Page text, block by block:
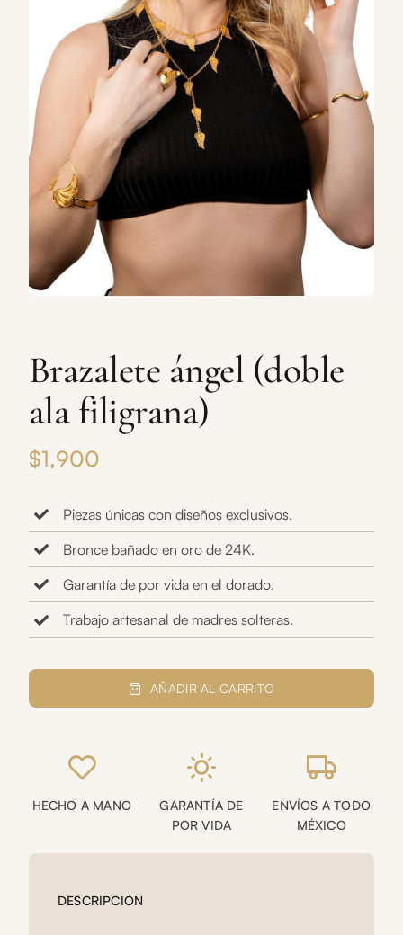
Brazalete ángel (doble
ala filigrana)
$1,900
Piezas únicas con diseños exclusivos.
Bronce bañado en oro de 24K.
Garantía de por vida en el dorado.
Trabajo artesanal de madres solteras.
cantidad
AÑADIR AL CARRITO
HECHO A MANO
GARANTÍA DE
POR VIDA
ENVÍOS A TODO
MÉXICO
DESCRIPCIÓN